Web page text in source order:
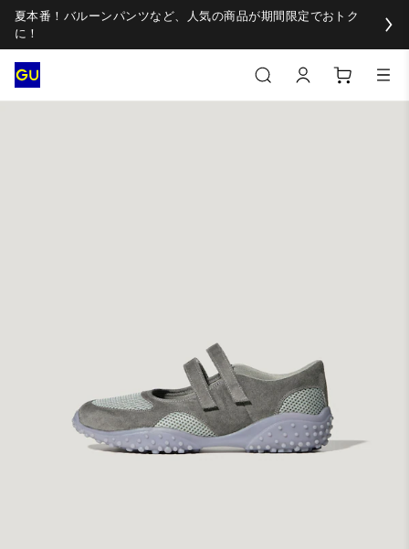
夏本番！バルーンパンツなど、人気の商品が期間限定でおトク
に！